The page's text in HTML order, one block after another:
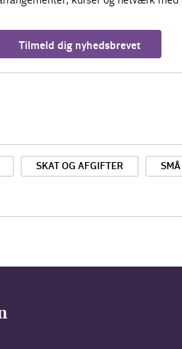
Tilmeld dig nyhedsbrevet
SKAT OG AFGIFTER